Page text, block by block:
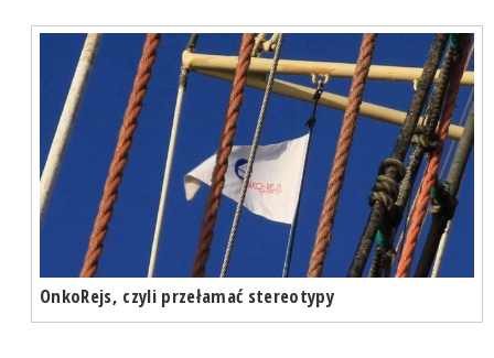
OnkoRejs, czyli przełamać stereotypy